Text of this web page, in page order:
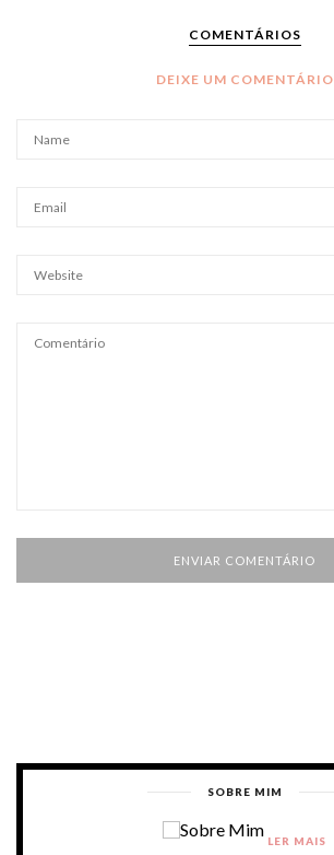
COMENTÁRIOS
DEIXE UM COMENTÁRIO
SOBRE MIM
LER MAIS